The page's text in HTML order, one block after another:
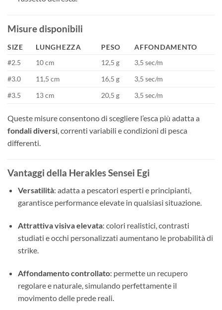
Misure disponibili
SIZE LUNGHEZZA PESO
AFFONDAMENTO
#2.5
10 cm 12,5 g
3,5 sec/m
#3.0
11,5 cm 16,5 g
3,5 sec/m
#3.5
13 cm 20,5 g 3,5 sec/m
Queste misure consentono di scegliere l’esca più adatta a
fondali diversi , correnti variabili e condizioni di pesca
differenti.
Vantaggi della Herakles Sensei Egi
Versatilità: adatta a pescatori esperti e principianti,
garantisce performance elevate in qualsiasi situazione.
Attrattiva visiva elevata: colori realistici, contrasti
studiati e occhi personalizzati aumentano le probabilità di
strike.
Affondamento controllato: permette un recupero
regolare e naturale, simulando perfettamente il
movimento delle prede reali.